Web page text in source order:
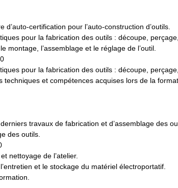
d’auto-certification pour l’auto-construction d’outils.
pour la fabrication des outils : découpe,
montage, l’assemblage et le réglage de l’outil.
pour la fabrication des outils : découpe,
techniques et compétences acquises lors de la
travaux de fabrication et d’assemblage des
des outils.
nettoyage de l’atelier.
et le stockage du matériel électroportatif.